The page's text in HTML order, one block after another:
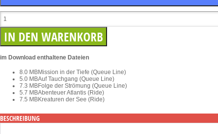
im Download enthaltene Dateien
8.0 MBMission in der Tiefe (Queue Line)
5.0 MBAuf Tauchgang (Queue Line)
7.3 MBFolge der Strömung (Queue Line)
5.7 MBAbenteuer Atlantis (Ride)
7.5 MBKreaturen der See (Ride)
BESCHREIBUNG